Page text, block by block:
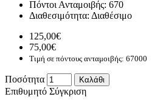
Πόντοι Ανταμοιβής: 670
Διαθεσιμότητα: Διαθέσιμο
125,00€
75,00€
Τιμή σε πόντους ανταμοιβής: 67000
Ποσότητα Καλάθι
Επιθυμητό Σύγκριση